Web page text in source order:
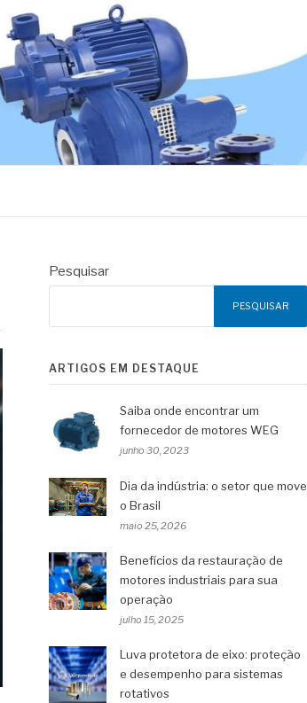
Pesquisar
PESQUISAR
ARTIGOS EM DESTAQUE
Saiba onde encontrar um
fornecedor de motores WEG
junho 30, 2023
Dia da indústria: o setor que move
o Brasil
maio 25, 2026
Benefícios da restauração de
motores industriais para sua
operação
julho 15, 2025
Luva protetora de eixo: proteção
e desempenho para sistemas
rotativos